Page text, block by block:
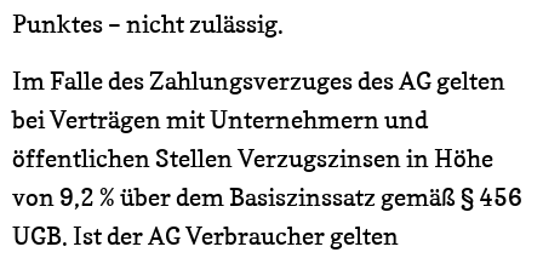
Punktes – nicht zulässig.
Im Falle des Zahlungsverzuges des AG gelten
bei Verträgen mit Unternehmern und
öffentlichen Stellen Verzugszinsen in Höhe
von 9,2 % über dem Basiszinssatz gemäß § 456
UGB. Ist der AG Verbraucher gelten